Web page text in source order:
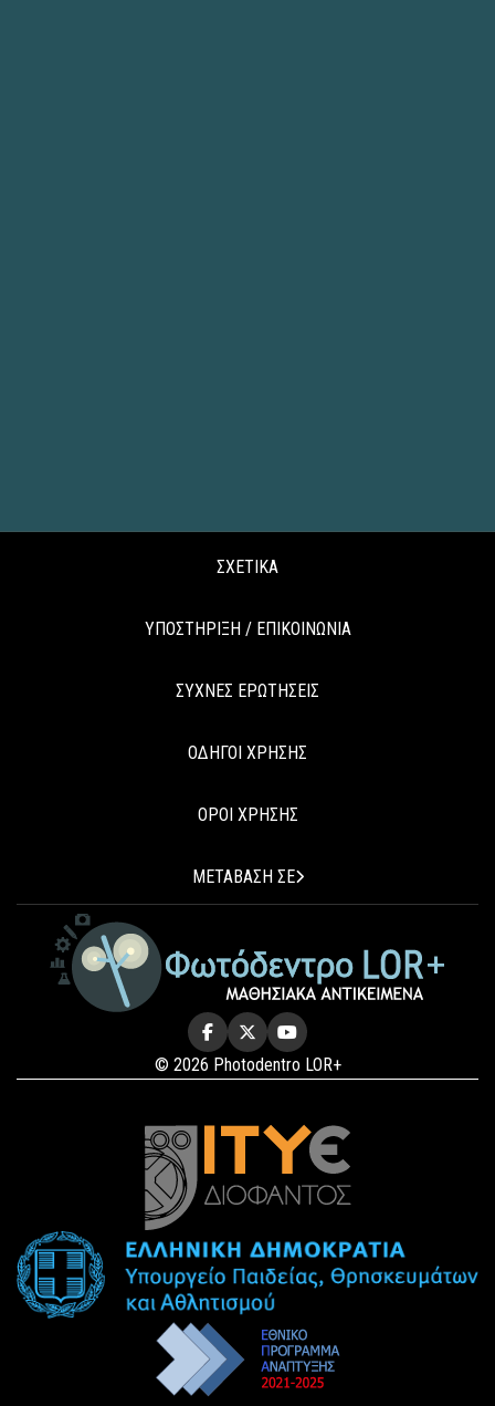
ΣΧΕΤΙΚΑ
ΥΠΟΣΤΗΡΙΞΗ / ΕΠΙΚΟΙΝΩΝΙΑ
ΣΥΧΝΕΣ ΕΡΩΤΗΣΕΙΣ
ΟΔΗΓΟΙ ΧΡΗΣΗΣ
ΟΡΟΙ ΧΡΗΣΗΣ
ΜΕΤΑΒΑΣΗ ΣΕ
© 2026 Photodentro LOR+